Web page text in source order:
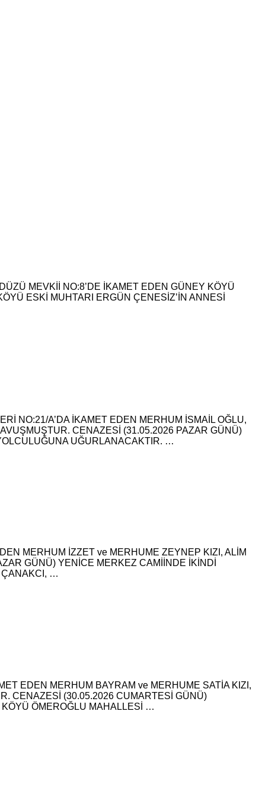
MEVKİİ NO:8’DE İKAMET EDEN GÜNEY KÖYÜ
ESKİ MUHTARI ERGÜN ÇENESİZ’İN ANNESİ
NO:21/A’DA İKAMET EDEN MERHUM İSMAİL OĞLU,
CENAZESİ (31.05.2026 PAZAR GÜNÜ)
UĞURLANACAKTIR. …
MERHUM İZZET ve MERHUME ZEYNEP KIZI, ALİM
GÜNÜ) YENİCE MERKEZ CAMİİNDE İKİNDİ
ÇANAKCI, …
EDEN MERHUM BAYRAM ve MERHUME SATİA KIZI,
CENAZESİ (30.05.2026 CUMARTESİ GÜNÜ)
ÖMEROĞLU MAHALLESİ …